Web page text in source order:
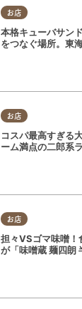
お店
本格キューバサン
をつなぐ場所。東
お店
コスパ最高すぎる
ーム満点の二郎系
お店
担々VSゴマ味噌！
が「味噌蔵 麺四朗